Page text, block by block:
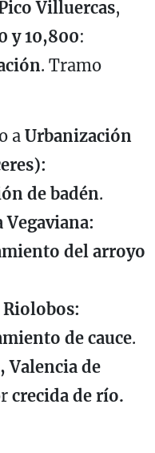
Villuercas,
y 10,800:
. Tramo
a Urbanización
de badén.
Vegaviana:
del arroyo
de cauce.
Valencia de
crecida de río.